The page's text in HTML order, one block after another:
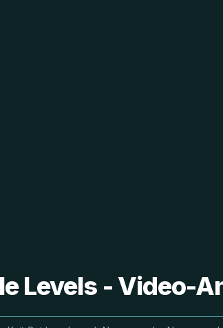
Levels - Video-